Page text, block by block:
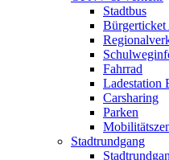
Stadtbus
Bürgerticket
Fahrrad
Ladestation
Carsharing
Parken
Stadtrundgang